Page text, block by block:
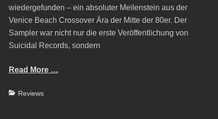
wiedergefunden – ein absoluter Meilenstein aus der
Venice Beach Crossover Ära der Mitte der 80er. Der
Sampler war nicht nur die erste Veröffentlichung von
Suicidal Records, sondern
Read More …
Categories
Reviews